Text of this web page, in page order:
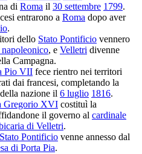
di Roma il 30 settembre 1799.
entrarono a Roma dopo aver
.
dello Stato Pontificio vennero
, e Velletri divenne
Campagna.
Pio VII fece rientro nei territori
dai francesi, completando la
nazione il 6 luglio 1816.
Gregorio XVI costituì la
il governo al cardinale
di Velletri.
Stato Pontificio venne annesso dal
di Porta Pia.